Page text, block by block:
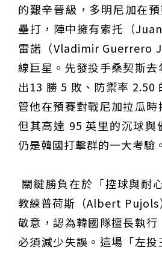
的艱辛晉級，多明尼加在
壘打，陣中擁有索托（
雷諾（Vladimir Guerrero
線巨星。先發投手桑契斯
出13 勝 5 敗、防禦率 2.50
管他在預賽對戰尼加拉瓜時
但其高達 95 英里的沉球與
仍是韓國打擊群的一大考驗。
關鍵勝負在於「控球與耐
教練普荷斯（Albert Pujols
敬意，認為韓國隊擅長執行
必須減少失誤。這場「左投